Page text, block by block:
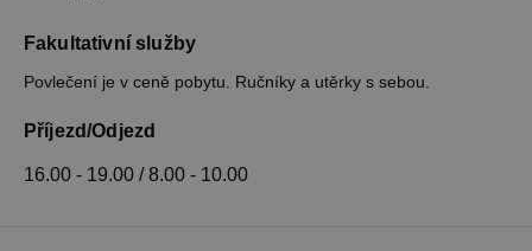
Fakultativní služby
Povlečení je v ceně pobytu. Ručníky a utěrky s sebou.
Příjezd/Odjezd
16.00 - 19.00 / 8.00 - 10.00